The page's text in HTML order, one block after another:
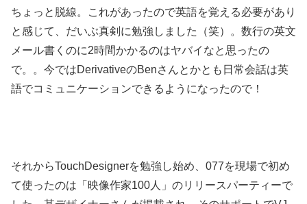
ちょっと脱線。これがあったので英語を覚える必要があり
と感じて、だいぶ真剣に勉強しました（笑）。数行の英文
メール書くのに2時間かかるのはヤバイなと思ったの
で。。今ではDerivativeのBenさんとかとも日常会話は英
語でコミュニケーションできるようになったので！
それからTouchDesignerを勉強し始め、077を現場で初め
て使ったのは「映像作家100人」のリリースパーティーで